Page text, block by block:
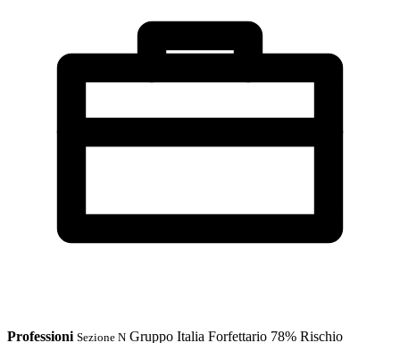
Professioni Sezione N Gruppo Italia Forfettario 78% Rischio